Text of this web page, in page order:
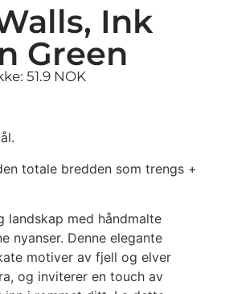
Ink
Green
51.9 NOK
totale bredden som trengs +
landskap med håndmalte
nyanser. Denne elegante
motiver av fjell og elver
og inviterer en touch av